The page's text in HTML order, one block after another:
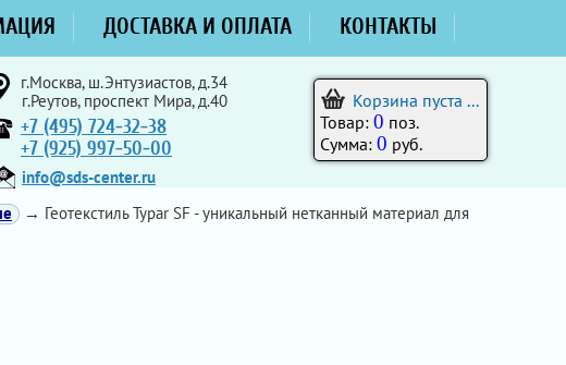
ДОСТАВКА И ОПЛАТА КОНТАКТЫ
г.Москва, ш.Энтузиастов, д.34
г.Реутов, проспект Мира, д.40
+7 (495) 724-32-38
+7 (925) 997-50-00
info@sds-center.ru
Корзина пуста ...
Товар: 0 поз.
Сумма: 0 руб.
→ Геотекстиль Typar SF - уникальный нетканный материал для